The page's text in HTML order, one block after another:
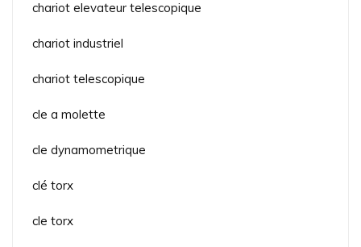
chariot elevateur telescopique
chariot industriel
chariot telescopique
cle a molette
cle dynamometrique
clé torx
cle torx